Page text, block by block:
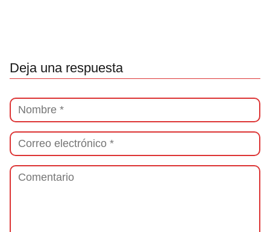
Deja una respuesta